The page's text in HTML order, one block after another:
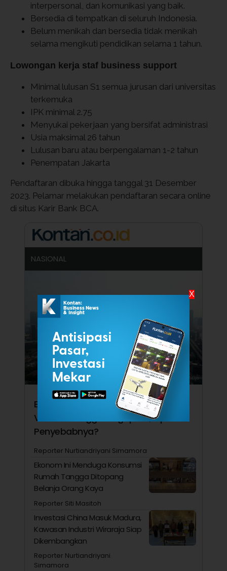
interpersonal, dan komunikasi yang baik.
Bersedia di tempatkan di seluruh Indonesia.
Belum menikah dan bersedia tidak menikah
selama mengikuti pendidikan selama 1 tahun.
Lowongan kerja staf business support
Minimal lulusan S1 semua jurusan dari universitas
terkemuka
IPK minimal 2.75
Menyukai pekerjaan yang bersifat administrasi
Usia maksimal 26 tahun
Lulusan baru atau berpengalaman 1-2 tahun
Penempatan Jakarta
Pendaftaran dibuka hingga tanggal 31 Desember
2023. Pelamar melakukan pendaftaran secara online
di situs Karir Bank BCA.
NASIONAL
Ekonomi RI Kalah Kencang dari
Vietnam hingga Singapura, Apa
Penyebabnya?
Reporter Nurtiandriyani Simamora
Ekonom Ini Menduga Konsumsi
Rumah Tangga Ditopang
Belanja Orang Kaya
Reporter Siti Masitoh
Investasi China Masuk Madura,
Kawasan Industri Wiraraja Siap
Dikembangkan
Reporter Nurtiandriyani
Simamora
X